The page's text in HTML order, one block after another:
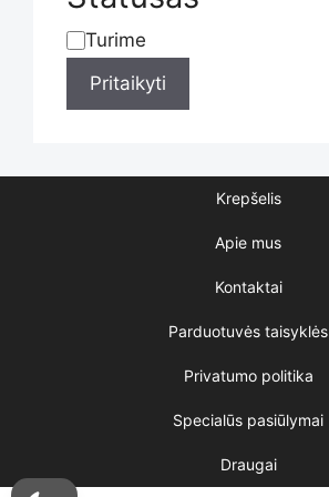
product
page
Statusas
Turime
Pritaikyti
Krepšelis
Apie mus
Kontaktai
Parduotuvės taisyklės
Privatumo politika
Specialūs pasiūlymai
Draugai